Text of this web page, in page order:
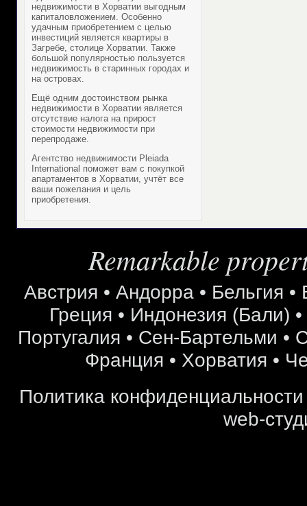
недвижимости в Хорватии выгодным
капиталовложением. Особенно
удачным приобретением с целью
инвестиций является квартиры в
Загребе, столице Хорватии. Также
большой популярностью пользуется
недвижимость в старинных городах и
на островах.
Ещё одним достоинством рынка
недвижимости в Хорватии является
отсутствие налога на прирост
стоимости недвижимости при
перепродаже.
Агентство недвижимости Pleiada
International поможет вам с покупкой
апартаментов в Хорватии, учтёт все
ваши пожелания и цель
приобретения.
Remarkable
Австрия • Андорра • Бельгия •
Греция • Индонезия (Бали) •
Португалия • Сен-Бартельми •
Франция • Хорватия •
Политика конфиденциальности
web-